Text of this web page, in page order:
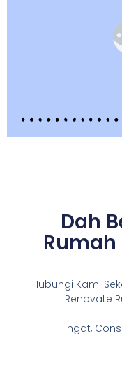
Dah
Hubungi Kami
Renovate
Ingat,